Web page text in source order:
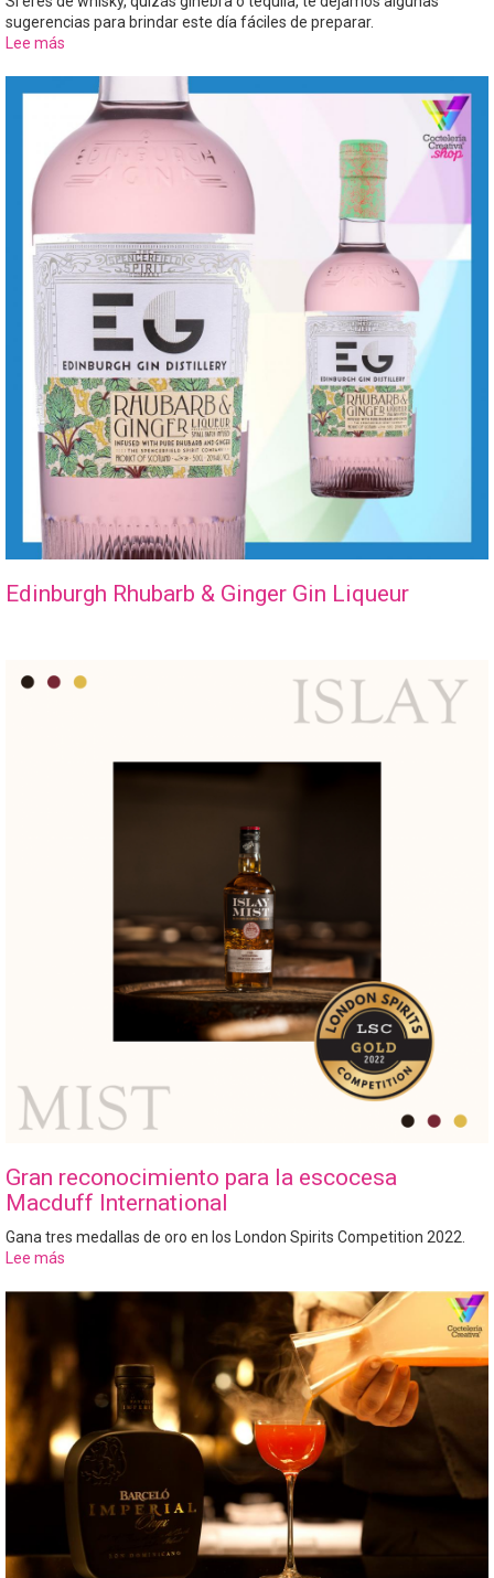
sugerencias para brindar este día fáciles de preparar.
Lee más
celebrar
el
Día
mundial
Edinburgh Rhubarb & Ginger Gin Liqueur
Gran reconocimiento para la escocesa
Macduff International
Gana tres medallas de oro en los London Spirits Competition 2022.
Lee más
reconocimiento
la
escocesa
Macduff
International